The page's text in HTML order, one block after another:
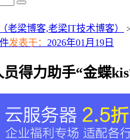
老梁博客,老梁IT技术博客） >
发表于： 2026年01月19日
得力助手“金蝶